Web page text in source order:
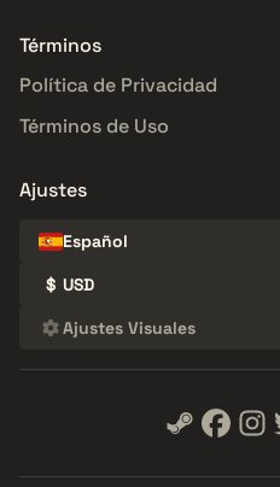
Términos
Política de Privacidad
Términos de Uso
Ajustes
Español
$ USD
Ajustes Visuales